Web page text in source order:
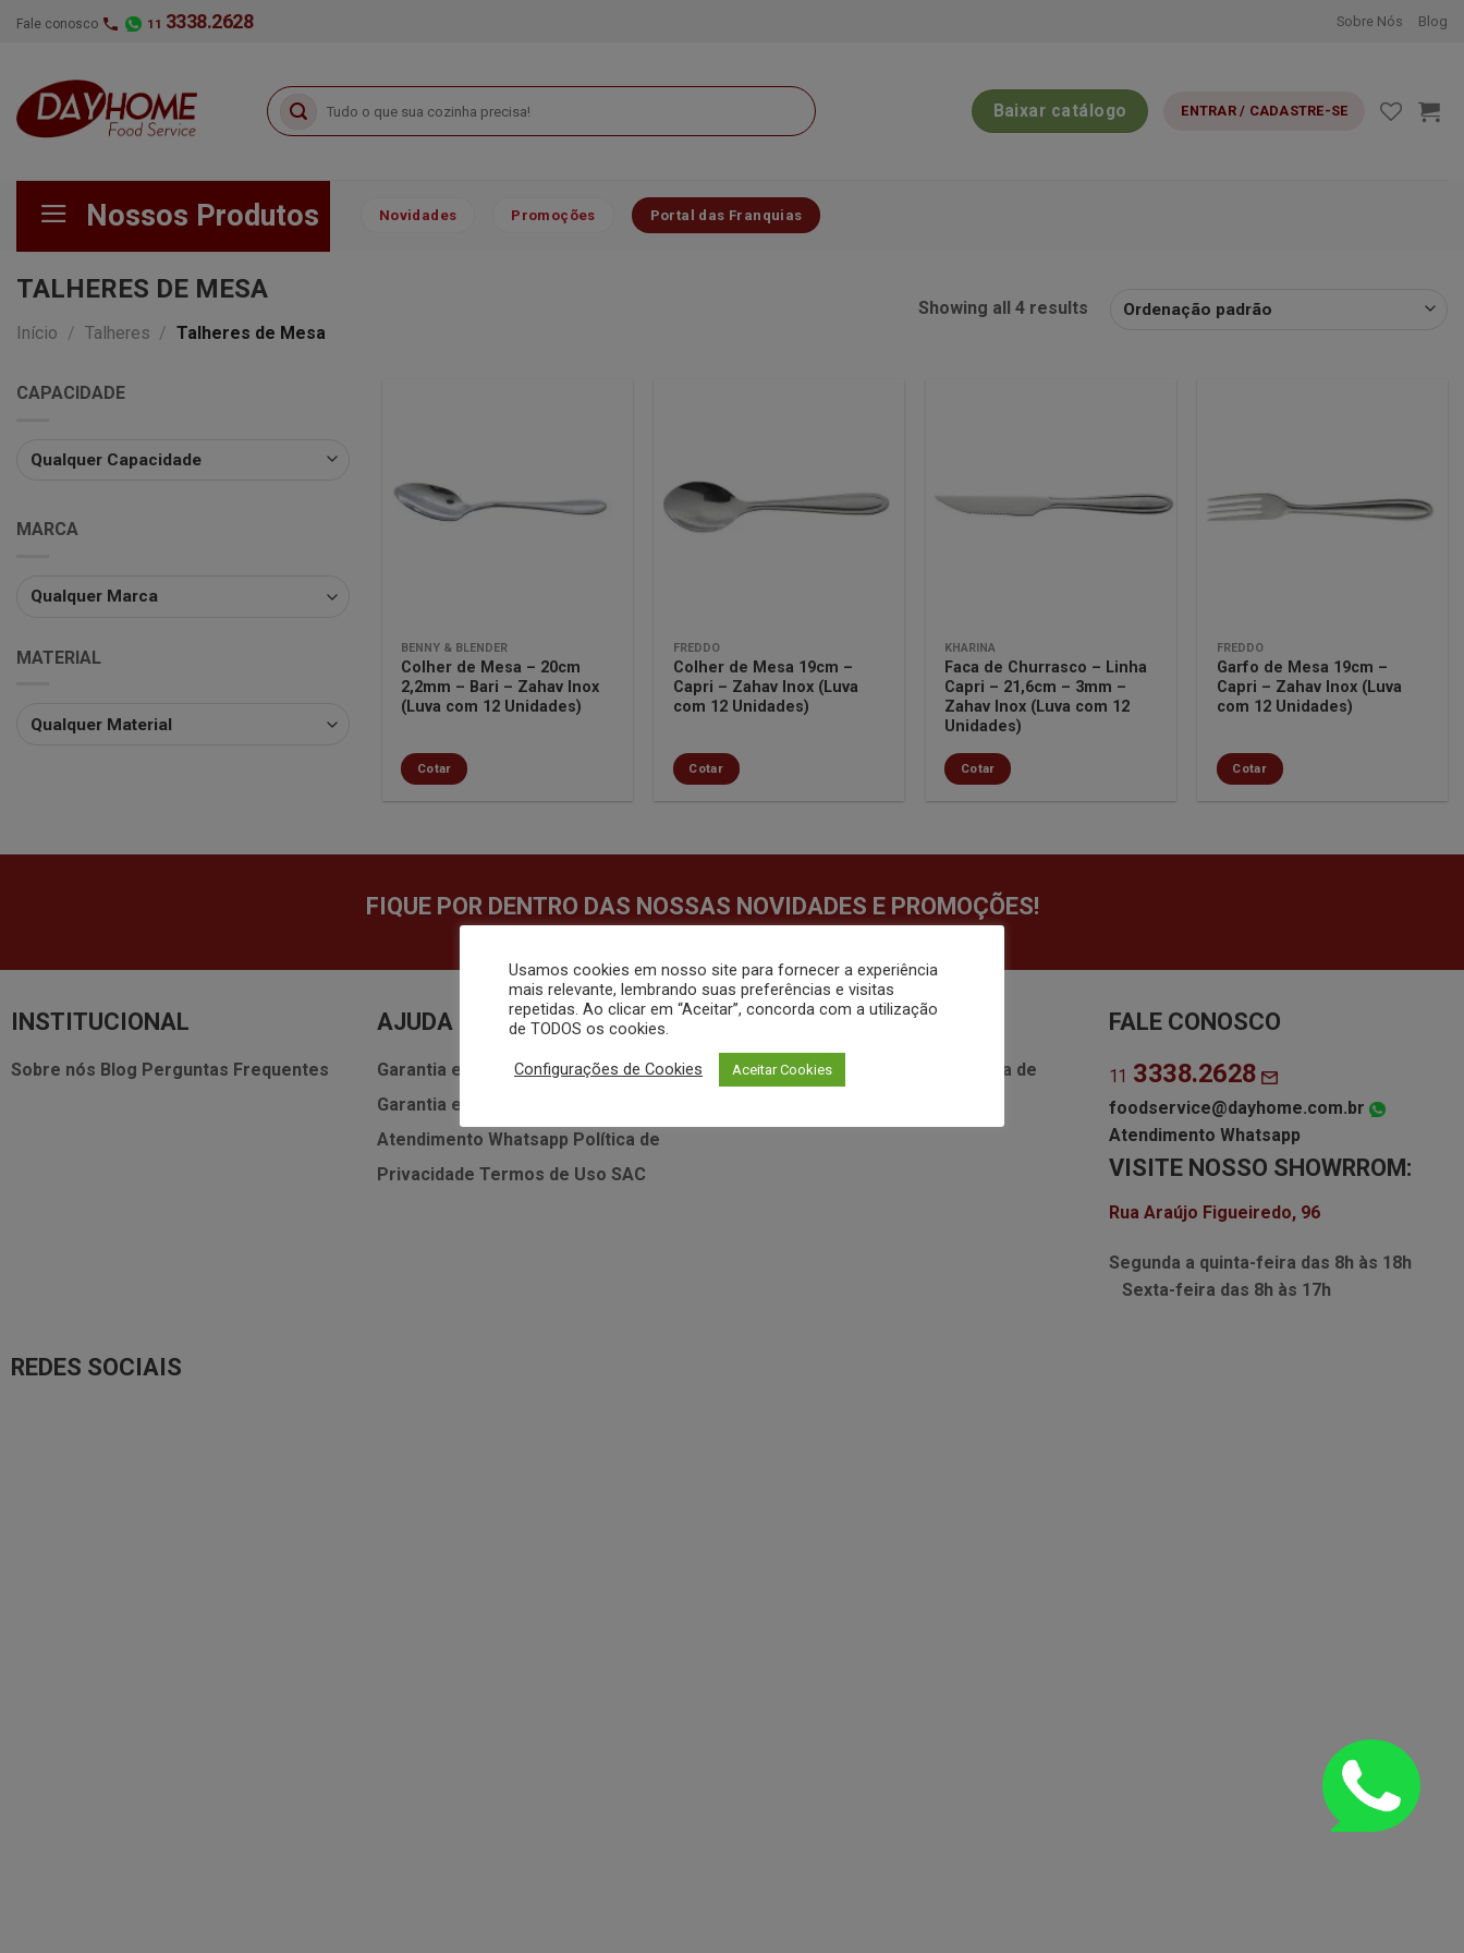
Skip
Fale conosco 11 3338.2628 Sobre Nós Blog
Pesquisar
por:
Baixar catálogo ENTRAR / CADASTRE-SE
Nossos Produtos Novidades Promoções Portal das Franquias
TALHERES DE MESA
Início / Talheres / Talheres de Mesa
Showing all 4 results
CAPACIDADE
MARCA
MATERIAL
lista de
desejos
BENNY & BLENDER
Colher de Mesa – 20cm
2,2mm – Bari – Zahav Inox
(Luva com 12 Unidades)
Cotar
lista de
desejos
FREDDO
Colher de Mesa 19cm –
Capri – Zahav Inox (Luva
com 12 Unidades)
Cotar
lista de
desejos
KHARINA
Faca de Churrasco – Linha
Capri – 21,6cm – 3mm –
Zahav Inox (Luva com 12
Unidades)
Cotar
lista de
desejos
FREDDO
Garfo de Mesa 19cm –
Capri – Zahav Inox (Luva
com 12 Unidades)
Cotar
FIQUE POR DENTRO DAS NOSSAS NOVIDADES E PROMOÇÕES!
INSTITUCIONAL
Sobre nós Blog Perguntas Frequentes
AJUDA
Garantia e Assistência Técnica • Vitamix
Garantia e Assistência Técnica • Zahav
Atendimento Whatsapp Política de
Privacidade Termos de Uso SAC
MEUS DADOS
Minha Conta
Lista de
FALE CONOSCO
11 3338.2628
foodservice@dayhome.com.br
Atendimento Whatsapp
VISITE NOSSO SHOWRROM:
Rua Araújo Figueiredo, 96
Segunda a quinta-feira das 8h às 18h
Sexta-feira das 8h às 17h
REDES SOCIAIS
Usamos cookies em nosso site para fornecer a experiência
mais relevante, lembrando suas preferências e visitas
repetidas. Ao clicar em “Aceitar”, concorda com a utilização
de TODOS os cookies.
Configurações de Cookies Aceitar Cookies